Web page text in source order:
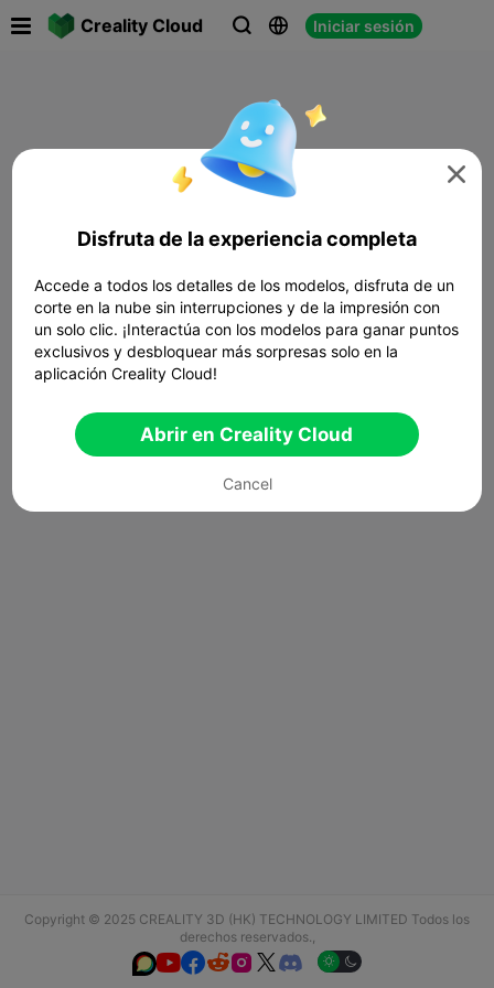
Creality Cloud   Iniciar sesión
Copyright © 2025 CREALITY 3D (HK) TECHNOLOGY LIMITED Todos los
derechos reservados.,
  

Disfruta de la experiencia completa
Accede a todos los detalles de los modelos, disfruta de un
corte en la nube sin interrupciones y de la impresión con
un solo clic. ¡Interactúa con los modelos para ganar puntos
exclusivos y desbloquear más sorpresas solo en la
aplicación Creality Cloud!
Abrir en Creality Cloud
Cancel